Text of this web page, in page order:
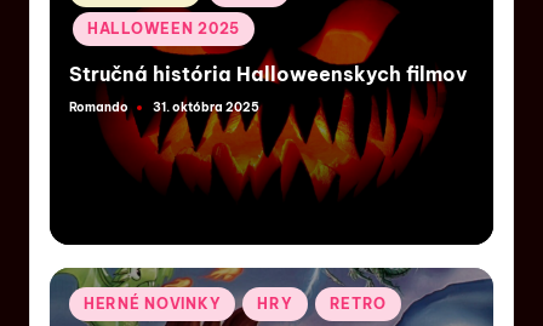
HALLOWEEN 2025
Stručná história Halloweenskych filmov
Romando 31. októbra 2025
HERNÉ NOVINKY HRY RETRO